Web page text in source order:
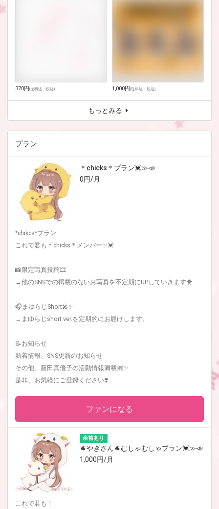
370円(送料込・税込) 1,000円(送料込・税込)
もっとみる
プラン
＊chicks＊プラン💓≫📣
0円/月
*chikcs*プラン
これで君も＊chicks＊メンバー✨💓
📸限定写真投稿🎞
→他のSNSでの掲載のないお写真を不定期にUPしていきます🐥
🎧まゆらじShort🎤✨
→まゆらじshort ver.を定期的にお届けします。
📝お知らせ
新着情報、SNS更新のお知らせ
その他、新田真優子の活動情報満載🆕✨
是非、お気軽にご登録ください❣️
ファンになる
余裕あり
🐐やぎさん🐐むしゃむしゃプラン💓≫📣
1,000円/月
これで君も！